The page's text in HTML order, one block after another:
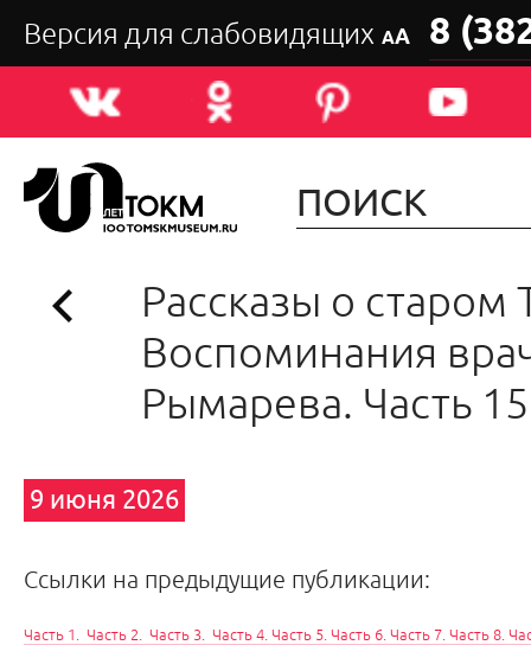
Версия для слабовидящих АА 8
Рассказы о старом
Воспоминания
Рымарева. Часть 15
9 июня 2026
Ссылки на предыдущие публикации:
Часть 1 Часть 2 Часть 3 Часть 4 Часть 5. Часть 6 Часть 7. Часть 8.